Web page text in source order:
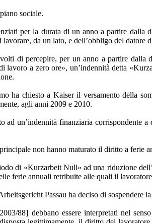
sociale.
per la durata di un anno a partire dalla
da un lato, e dell’obbligo del datore
di percepire, per un anno a partire dalla
a zero ore», un’indennità detta
ha chiesto a Kaiser il versamento della
agli anni 2009 e 2010.
un’indennità finanziaria corrispondente
non hanno maturato il diritto a ferie
di «Kurzarbeit Null» ad una riduzione
ferie annuali retribuite alle quali il
Passau ha deciso di sospendere
88] debbano essere interpretati nel